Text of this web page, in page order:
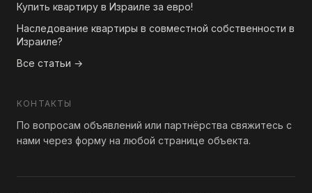
Купить квартиру в Израиле за евро!
Наследование квартиры в совместной собственности в
Израиле?
Все статьи →
КОНТАКТЫ
По вопросам объявлений или партнёрства свяжитесь с
нами через форму на любой странице объекта.